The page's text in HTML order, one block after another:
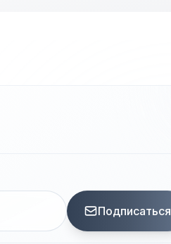
Подписаться